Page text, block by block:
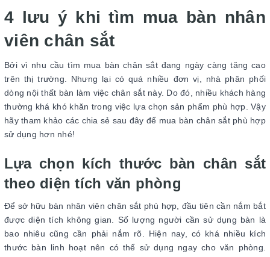
4 lưu ý khi tìm mua bàn nhân
viên chân sắt
Bởi vì nhu cầu tìm mua bàn chân sắt đang ngày càng tăng cao
trên thị trường. Nhưng lại có quá nhiều đơn vị, nhà phân phối
dòng nội thất bàn làm việc chân sắt này. Do đó, nhiều khách hàng
thường khá khó khăn trong việc lựa chọn sản phẩm phù hợp. Vậy
hãy tham khảo các chia sẻ sau đây để mua bàn chân sắt phù hợp
sử dụng hơn nhé!
Lựa chọn kích thước bàn chân sắt
theo diện tích văn phòng
Để sở hữu bàn nhân viên chân sắt phù hợp, đầu tiên cần nắm bắt
được diện tích không gian. Số lượng người cần sử dụng bàn là
bao nhiêu cũng cần phải nắm rõ. Hiện nay, có khá nhiều kích
thước bàn linh hoạt nên có thể sử dụng ngay cho văn phòng.